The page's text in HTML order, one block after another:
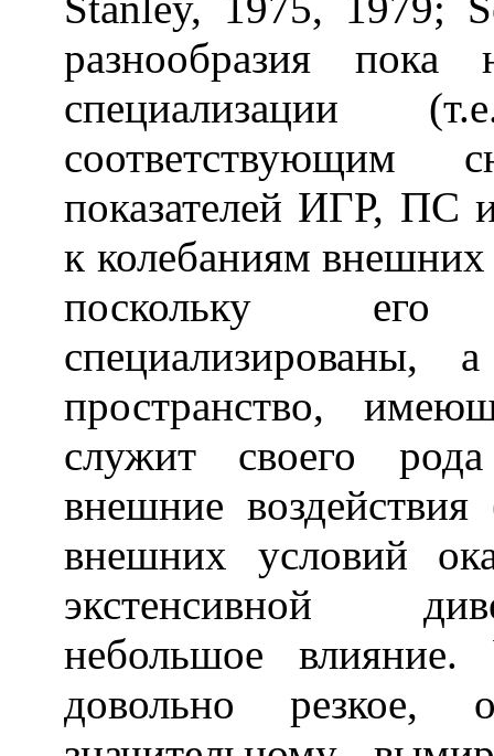
разнообразия пока
специализации
соответствующим
показателей ИГР, ПС
к колебаниям
поскольку его
специализированы,
пространство,
служит своего
внешние
внешних условий
экстенсивной
небольшое
довольно